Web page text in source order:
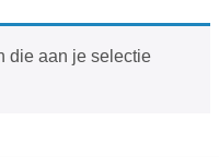
die aan je selectie